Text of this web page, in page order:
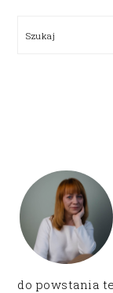
Szukaj
do powstania